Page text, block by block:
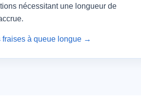
nécessitant une longueur de
fraises à queue longue →